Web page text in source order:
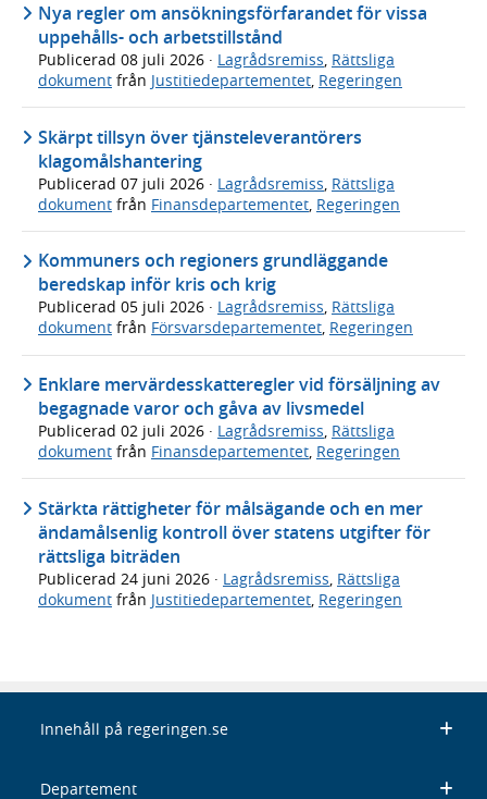
Nya regler om ansökningsförfarandet för vissa
uppehålls- och arbetstillstånd
Publicerad 08 juli 2026 · Lagrådsremiss, Rättsliga
dokument från Justitiedepartementet, Regeringen
Skärpt tillsyn över tjänsteleverantörers
klagomålshantering
Publicerad 07 juli 2026 · Lagrådsremiss, Rättsliga
dokument från Finansdepartementet, Regeringen
Kommuners och regioners grundläggande
beredskap inför kris och krig
Publicerad 05 juli 2026 · Lagrådsremiss, Rättsliga
dokument från Försvarsdepartementet, Regeringen
Enklare mervärdesskatteregler vid försäljning av
begagnade varor och gåva av livsmedel
Publicerad 02 juli 2026 · Lagrådsremiss, Rättsliga
dokument från Finansdepartementet, Regeringen
Stärkta rättigheter för målsägande och en mer
ändamålsenlig kontroll över statens utgifter för
rättsliga biträden
Publicerad 24 juni 2026 · Lagrådsremiss Rättsliga
dokument från Justitiedepartementet Regeringen
Innehåll på regeringen.se
Departement